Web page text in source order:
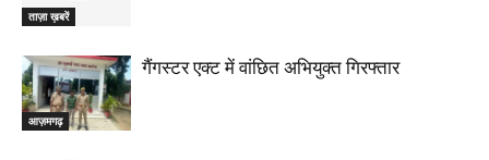
ताज़ा ख़बरें
आज़मगढ़
गैंगस्टर एक्ट में वांछित अभियुक्त गिरफ्तार